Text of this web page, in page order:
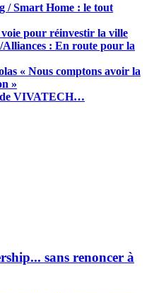
/ Smart Home : le tout
pour réinvestir la ville
: En route pour la
« Nous comptons avoir la
»
de VIVATECH…
sans renoncer à